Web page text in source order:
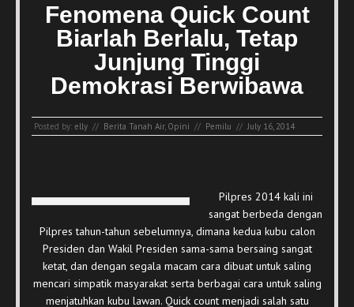
Fenomena Quick Count
Biarlah Berlalu, Tetap
Junjung Tinggi
Demokrasi Berwibawa
Posted by: elly // Berita Tanah Air, Opini // Pemilu // July 16, 2014
Pilpres 2014 kali ini
sangat berbeda dengan
Pilpres tahun-tahun sebelumnya, dimana kedua kubu calon
Presiden dan Wakil Presiden sama-sama bersaing sangat
ketat, dan dengan segala macam cara dibuat untuk saling
mencari simpatik masyarakat serta berbagai cara untuk saling
menjatuhkan kubu lawan. Quick count menjadi salah satu